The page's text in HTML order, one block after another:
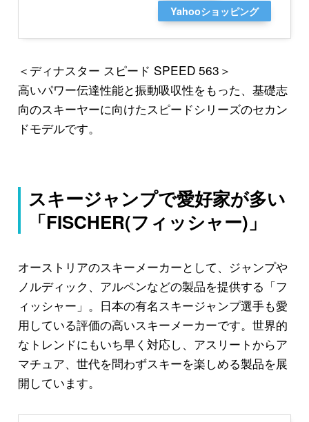
Yahooショッピング
＜ディナスター スピード SPEED 563＞
高いパワー伝達性能と振動吸収性をもった、基礎志
向のスキーヤーに向けたスピードシリーズのセカン
ドモデルです。
スキージャンプで愛好家が多い
「FISCHER(フィッシャー)」
オーストリアのスキーメーカーとして、ジャンプや
ノルディック、アルペンなどの製品を提供する「フ
ィッシャー」。日本の有名スキージャンプ選手も愛
用している評価の高いスキーメーカーです。世界的
なトレンドにもいち早く対応し、アスリートからア
マチュア、世代を問わずスキーを楽しめる製品を展
開しています。